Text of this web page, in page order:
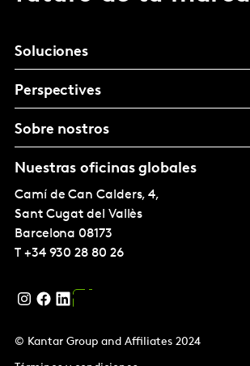
Soluciones
Perspectives
Sobre nostros
Nuestras oficinas globales
Camí de Can Calders, 4,
Sant Cugat del Vallès
Barcelona 08173
T +34 930 28 80 26
© Kantar Group and Affiliates 2024